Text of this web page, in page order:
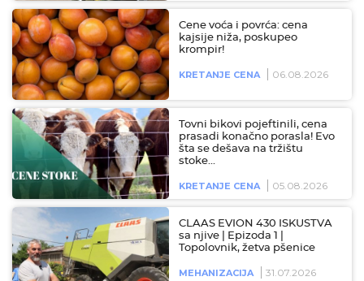
Cene voća i povrća: cena
kajsije niža, poskupeo
krompir!
KRETANJE CENA 06.08.2026
Tovni bikovi pojeftinili, cena
prasadi konačno porasla! Evo
šta se dešava na tržištu
stoke…
KRETANJE CENA 05.08.2026
CLAAS EVION 430 ISKUSTVA
sa njive | Epizoda 1 |
Topolovnik, žetva pšenice
MEHANIZACIJA 31.07.2026